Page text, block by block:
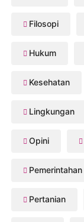
Filosopi
Hukum
Kesehatan
Lingkungan
Opini
Pemerintahan
Pertanian